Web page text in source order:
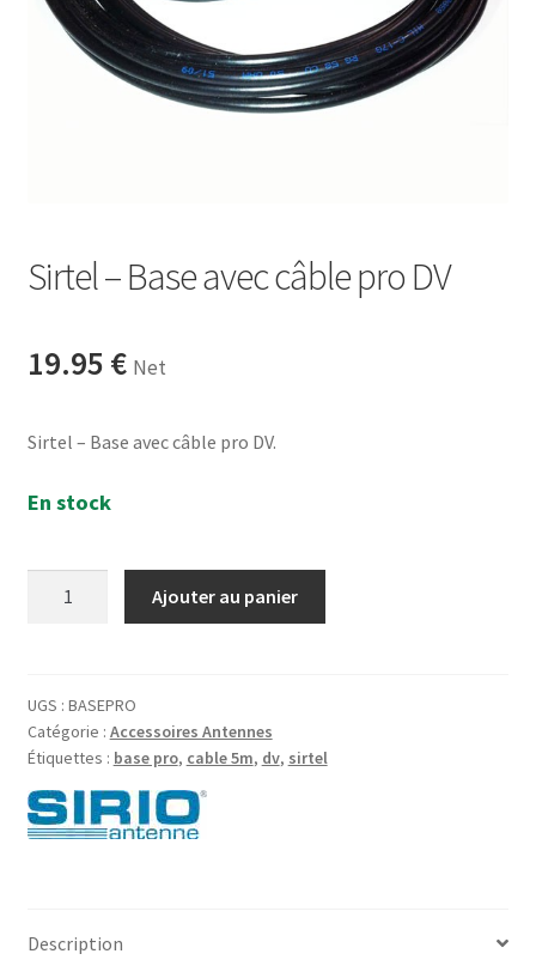
Sirtel – Base avec câble pro DV
19.95 € Net
Sirtel – Base avec câble pro DV.
En stock
Base
avec
câble
pro
DV
Ajouter au panier
UGS : BASEPRO
Catégorie : Accessoires Antennes
Étiquettes : base pro, cable 5m, dv, sirtel
Description